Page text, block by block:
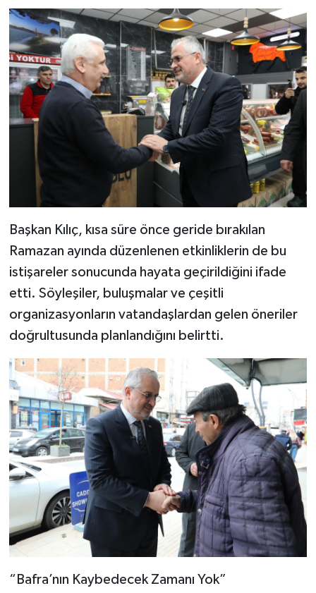
Başkan Kılıç, kısa süre önce geride bırakılan
Ramazan ayında düzenlenen etkinliklerin de bu
istişareler sonucunda hayata geçirildiğini ifade
etti. Söyleşiler, buluşmalar ve çeşitli
organizasyonların vatandaşlardan gelen öneriler
doğrultusunda planlandığını belirtti.
“Bafra’nın Kaybedecek Zamanı Yok”